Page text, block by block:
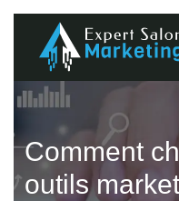
Comment
outils